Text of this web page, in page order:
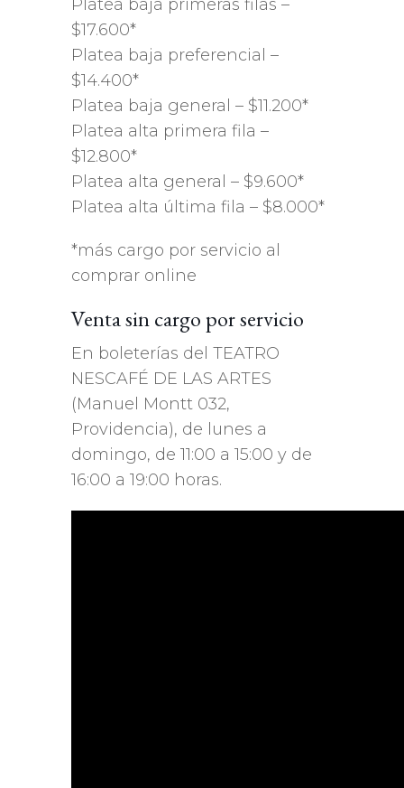
Platea baja primeras filas –
$17.600*
Platea baja preferencial –
$14.400*
Platea baja general – $11.200*
Platea alta primera fila –
$12.800*
Platea alta general – $9.600*
Platea alta última fila – $8.000*
*más cargo por servicio al
comprar online
Venta sin cargo por servicio
En boleterías del TEATRO
NESCAFÉ DE LAS ARTES
(Manuel Montt 032,
Providencia), de lunes a
domingo, de 11:00 a 15:00 y de
16:00 a 19:00 horas.